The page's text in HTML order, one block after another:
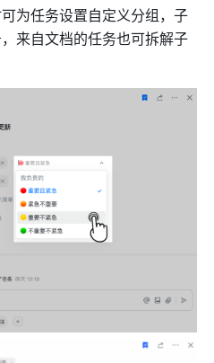
为任务设置自定义分组，子
来自文档的任务也可拆解子